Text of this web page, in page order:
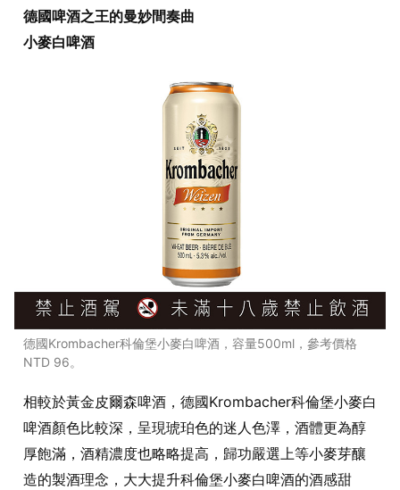
德國啤酒之王的曼妙間奏曲
小麥白啤酒
德國Krombacher科倫堡小麥白啤酒，容量500ml，參考價格
NTD 96。
相較於黃金皮爾森啤酒，德國Krombacher科倫堡小麥白
啤酒顏色比較深，呈現琥珀色的迷人色澤，酒體更為醇
厚飽滿，酒精濃度也略略提高，歸功嚴選上等小麥芽釀
造的製酒理念，大大提升科倫堡小麥白啤酒的酒感甜